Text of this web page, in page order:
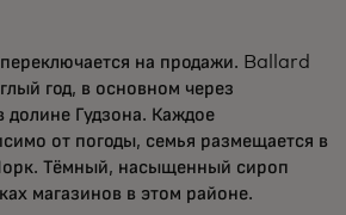
на продажи. Ballard
год, в основном через
Гудзона. Каждое
от погоды, семья размещается в
Тёмный, насыщенный сироп
магазинов в этом районе.